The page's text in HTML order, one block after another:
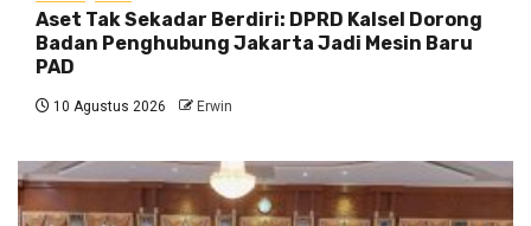
Aset Tak Sekadar Berdiri: DPRD Kalsel Dorong
Badan Penghubung Jakarta Jadi Mesin Baru
PAD
10 Agustus 2026 Erwin